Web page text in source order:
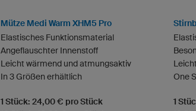
Mütze Medi Warm XHM5 Pro
Elastisches Funktionsmaterial
Angeflauschter Innenstoff
Leicht wärmend und atmungsaktiv
In 3 Größen erhältlich
1 Stück: 24,00 € pro Stück
One
1